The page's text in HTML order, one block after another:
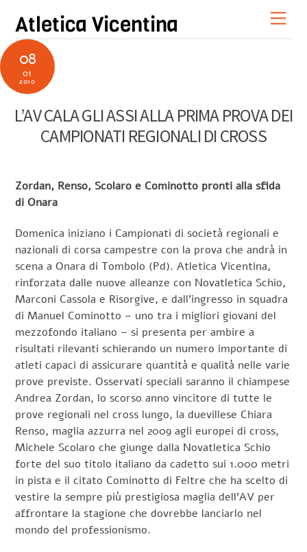
content
Atletica Vicentina
08
01
2010
L’AV CALA GLI ASSI ALLA PRIMA PROVA DEI
CAMPIONATI REGIONALI DI CROSS
Zordan, Renso, Scolaro e Cominotto pronti alla sfida
di Onara
Domenica iniziano i Campionati di società regionali e
nazionali di corsa campestre con la prova che andrà in
scena a Onara di Tombolo (Pd). Atletica Vicentina,
rinforzata dalle nuove alleanze con Novatletica Schio,
Marconi Cassola e Risorgive, e dall’ingresso in squadra
di Manuel Cominotto – uno tra i migliori giovani del
mezzofondo italiano – si presenta per ambire a
risultati rilevanti schierando un numero importante di
atleti capaci di assicurare quantità e qualità nelle varie
prove previste.Osservati speciali saranno il chiampese
Andrea Zordan, lo scorso anno vincitore di tutte le
prove regionali nel cross lungo, la duevillese Chiara
Renso, maglia azzurra nel 2009 agli europei di cross,
Michele Scolaro che giunge dalla Novatletica Schio
forte del suo titolo italiano da cadetto sui 1.000 metri
in pista e il citato Cominotto di Feltre che ha scelto di
vestire la sempre più prestigiosa maglia dell’AV per
affrontare la stagione che dovrebbe lanciarlo nel
mondo del professionismo.